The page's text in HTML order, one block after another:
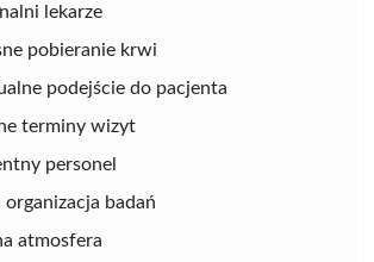
lekarze
pobieranie krwi
podejście do pacjenta
terminy wizyt
personel
badań
atmosfera